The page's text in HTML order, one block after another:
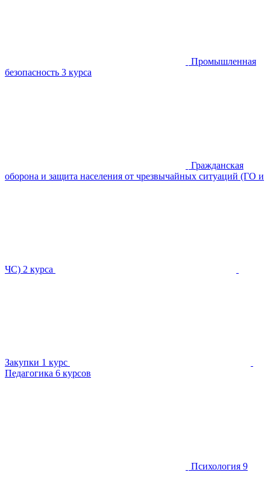
Промышленная
безопасность 3 курса
Гражданская
оборона и защита населения от чрезвычайных ситуаций (ГО и
ЧС) 2 курса
Закупки 1 курс
Педагогика 6 курсов
Психология 9